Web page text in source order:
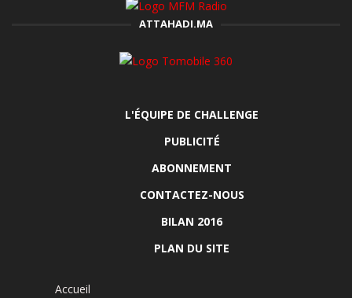
ATTAHADI.MA
L'ÉQUIPE DE CHALLENGE
PUBLICITÉ
ABONNEMENT
CONTACTEZ-NOUS
BILAN 2016
PLAN DU SITE
Accueil